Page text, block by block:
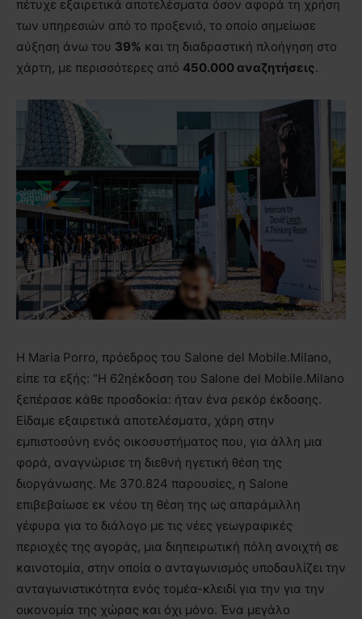
πέτυχε εξαιρετικά αποτελέσματα όσον αφορά τη χρήση
των υπηρεσιών από το προξενιό, το οποίο σημείωσε
αύξηση άνω του 39% και τη διαδραστική πλοήγηση στο
χάρτη, με περισσότερες από 450.000 αναζητήσεις.
Η Maria Porro, πρόεδρος του Salone del Mobile.Milano,
είπε τα εξής: “Η 62ηέκδοση του Salone del Mobile.Milano
ξεπέρασε κάθε προσδοκία: ήταν ένα ρεκόρ έκδοσης.
Είδαμε εξαιρετικά αποτελέσματα, χάρη στην
εμπιστοσύνη ενός οικοσυστήματος που, για άλλη μια
φορά, αναγνώρισε τη διεθνή ηγετική θέση της
διοργάνωσης. Με 370.824 παρουσίες, η Salone
επιβεβαίωσε εκ νέου τη θέση της ως απαράμιλλη
γέφυρα για το διάλογο με τις νέες γεωγραφικές
περιοχές της αγοράς, μια διηπειρωτική πόλη ανοιχτή σε
καινοτομία, στην οποία ο ανταγωνισμός υποδαυλίζει την
ανταγωνιστικότητα ενός τομέα-κλειδί για την για την
οικονομία της χώρας και όχι μόνο. Ένα μεγάλο